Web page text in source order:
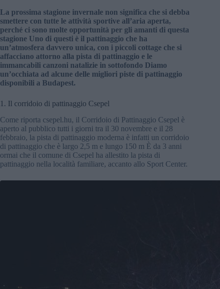
La prossima stagione invernale non significa che si debba
smettere con tutte le attività sportive all’aria aperta,
perché ci sono molte opportunità per gli amanti di questa
stagione Uno di questi è il pattinaggio che ha
un’atmosfera davvero unica, con i piccoli cottage che si
affacciano attorno alla pista di pattinaggio e le
immancabili canzoni natalizie in sottofondo Diamo
un’occhiata ad alcune delle migliori piste di pattinaggio
disponibili a Budapest.
1. Il corridoio di pattinaggio Csepel
Come riporta csepel.hu, il Corridoio di Pattinaggio Csepel è
aperto al pubblico tutti i giorni tra il 30 novembre e il 28
febbraio, la pista di pattinaggio moderna è infatti un corridoio
di pattinaggio che è largo 2,5 m e lungo 150 m È da 3 anni
ormai che il comune di Csepel ha allestito la pista di
pattinaggio nella località familiare, accanto allo Sport Center.